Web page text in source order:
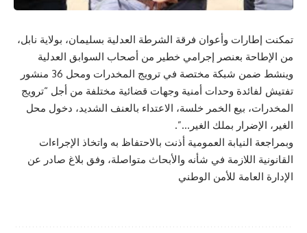
تمكنت إطارات وأعوان فرقة الشرطة العدلية بسليمان، بولاية نابل،
من الإطاحة بعنصر إجرامي خطير من أصحاب السوابق العدلية
وينشط ضمن شبكة مختصة في ترويج المخدرات ومحل 36 منشور
تفتيش لفائدة وحدات أمنية وجهات قضائية مختلفة من أجل “ترويج
المخدرات، بيع الخمر خلسة، الاعتداء بالعنف الشديد، دخول محل
الغير، الإضرار بملك الغير…”.
وبمراجعة النيابة العمومية أذنت بالاحتفاظ به واتخاذ الإجراءات
القانونية اللازمة في شأنه والأبحاث متواصلة، وفق بلاغ صادر عن
الإدارة العامة للأمن الوطني